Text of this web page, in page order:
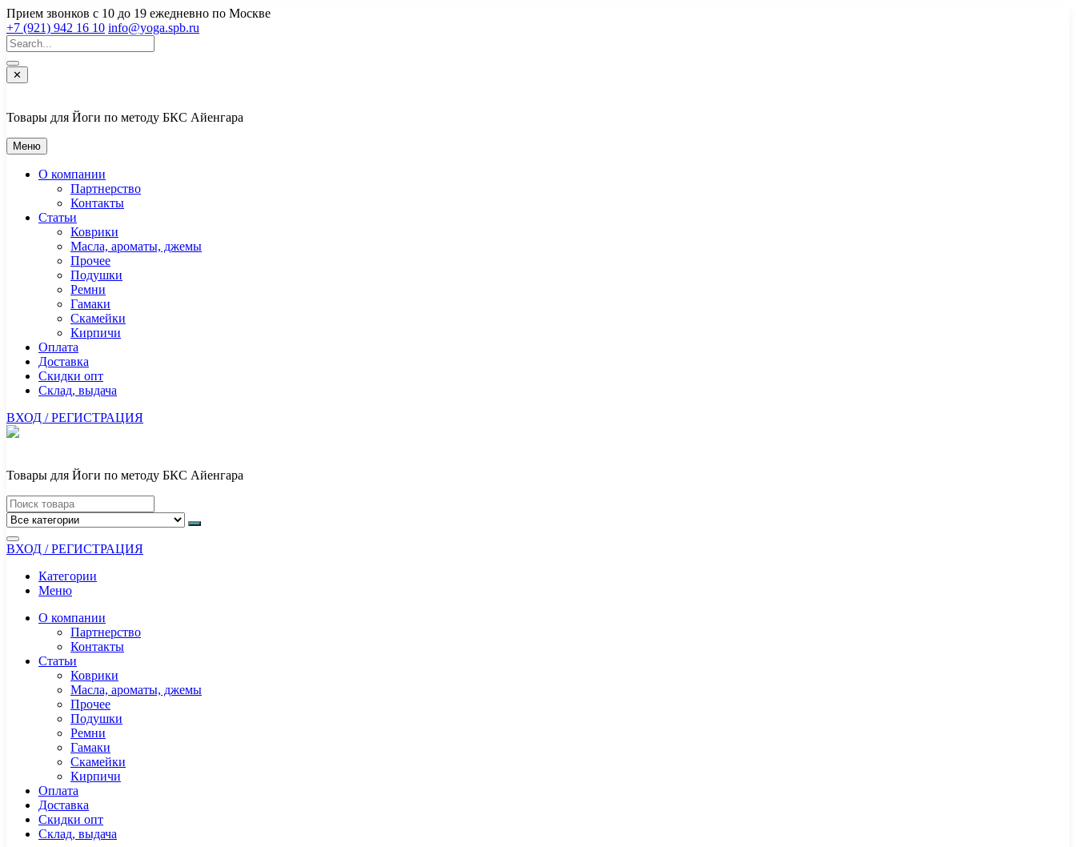
Перейти
к
содержимому
Прием звонков с 10 до 19 ежедневно по Москве
+7 (921) 942 16 10 info@yoga.spb.ru
✕
Товары для Йоги по методу БКС Айенгара
Меню
О компании
Партнерство
Контакты
Статьи
Коврики
Масла, ароматы, джемы
Прочее
Подушки
Ремни
Гамаки
Скамейки
Кирпичи
Оплата
Доставка
Скидки опт
Склад, выдача
ВХОД / РЕГИСТРАЦИЯ
Товары для Йоги по методу БКС Айенгара
ВХОД / РЕГИСТРАЦИЯ
Категории
Меню
О компании
Партнерство
Контакты
Статьи
Коврики
Масла, ароматы, джемы
Прочее
Подушки
Ремни
Гамаки
Скамейки
Кирпичи
Оплата
Доставка
Скидки опт
Склад, выдача